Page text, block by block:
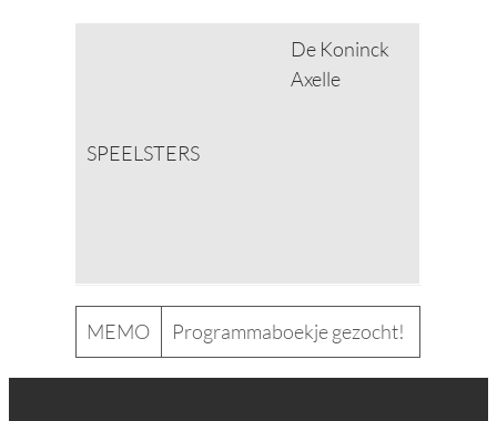
SPEELSTERS
De Koninck
Axelle
MEMO Programmaboekje gezocht!